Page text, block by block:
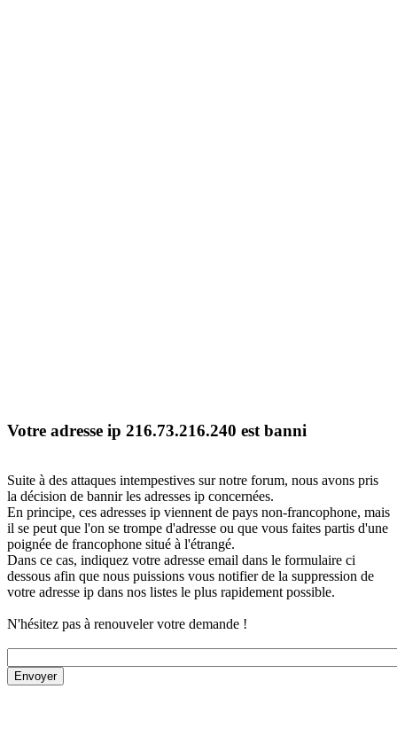
Votre adresse ip 216.73.216.240 est banni
Suite à des attaques intempestives sur notre forum, nous avons pris
la décision de bannir les adresses ip concernées.
En principe, ces adresses ip viennent de pays non-francophone, mais
il se peut que l'on se trompe d'adresse ou que vous faites partis d'une
poignée de francophone situé à l'étrangé.
Dans ce cas, indiquez votre adresse email dans le formulaire ci
dessous afin que nous puissions vous notifier de la suppression de
votre adresse ip dans nos listes le plus rapidement possible.
N'hésitez pas à renouveler votre demande !